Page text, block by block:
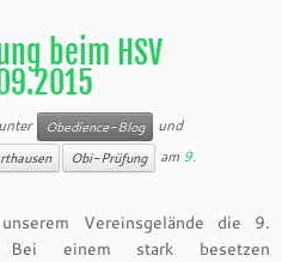
beim HSV
Obedience-Blog
und
Obi-Prüfung am 9.
Vereinsgelände die 9.
Bei einem stark besetzen